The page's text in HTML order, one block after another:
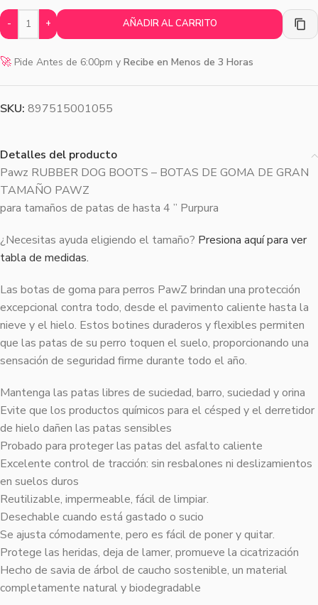
- + AÑADIR AL CARRITO
🚀 Pide Antes de 6:00pm y Recibe en Menos de 3 Horas
SKU: 897515001055
Detalles del producto
Pawz RUBBER DOG BOOTS – BOTAS DE GOMA DE GRAN
TAMAÑO PAWZ
para tamaños de patas de hasta 4 ” Purpura
¿Necesitas ayuda eligiendo el tamaño? Presiona aquí para ver
tabla de medidas.
Las botas de goma para perros PawZ brindan una protección
excepcional contra todo, desde el pavimento caliente hasta la
nieve y el hielo. Estos botines duraderos y flexibles permiten
que las patas de su perro toquen el suelo, proporcionando una
sensación de seguridad firme durante todo el año.
Mantenga las patas libres de suciedad, barro, suciedad y orina
Evite que los productos químicos para el césped y el derretidor
de hielo dañen las patas sensibles
Probado para proteger las patas del asfalto caliente
Excelente control de tracción: sin resbalones ni deslizamientos
en suelos duros
Reutilizable, impermeable, fácil de limpiar.
Desechable cuando está gastado o sucio
Se ajusta cómodamente, pero es fácil de poner y quitar.
Protege las heridas, deja de lamer, promueve la cicatrización
Hecho de savia de árbol de caucho sostenible, un material
completamente natural y biodegradable